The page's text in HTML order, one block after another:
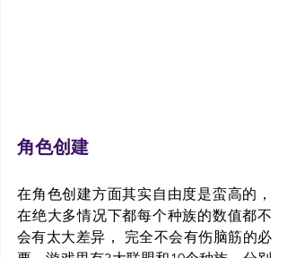
角色创建
在角色创建方面其实自由度是蛮高的，
在绝大多情况下都每个种族的数值都不
会有太大差异， 完全不会有伤脑筋的必